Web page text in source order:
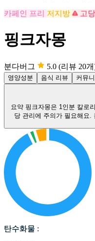
카페인 프리 저지방 고
핑크자몽
분다버그 5.0 (리뷰 20
영양성분 음식 리뷰 커뮤
요약 핑크자몽은 1인분 칼로
당 관리에 주의가 필요해요.
탄수화물
탄수화물 :